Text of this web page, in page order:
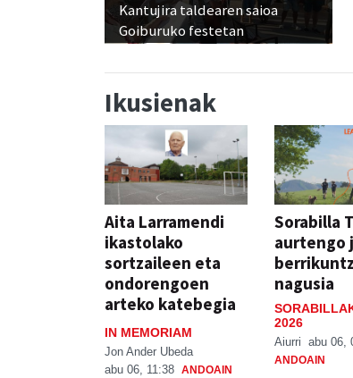
Kantujira taldearen saioa
Goiburuko festetan
Ikusienak
Aita Larramendi
ikastolako
sortzaileen eta
ondorengoen
arteko katebegia
IN MEMORIAM
Jon Ander Ubeda
abu 06, 11:38 ANDOAIN
Sorabilla
aurtengo
nagusia
2026
Aiurri abu 06,
ANDOAIN